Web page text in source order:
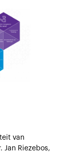
van
Jan Riezebos,